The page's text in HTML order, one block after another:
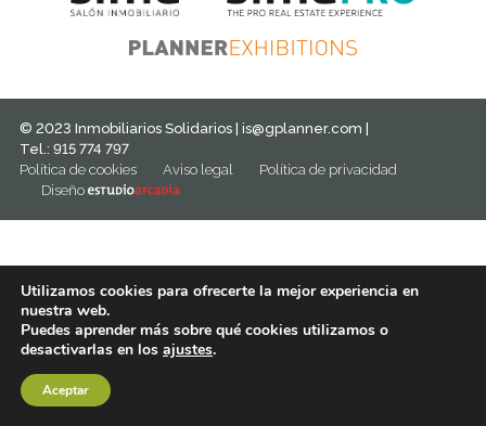
© 2023 Inmobiliarios Solidarios | is@gplanner.com |
Tel.: 915 774 797
Política de cookies
Aviso legal
Política de privacidad
Diseño
Utilizamos cookies para ofrecerte la mejor experiencia en
nuestra web.
Puedes aprender más sobre qué cookies utilizamos o
desactivarlas en los ajustes.
Aceptar